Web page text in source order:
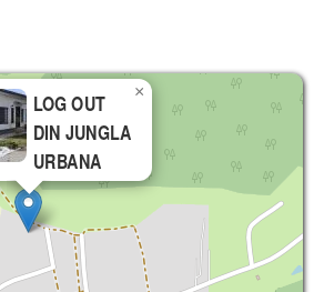
LOG OUT
DIN JUNGLA
URBANA
×